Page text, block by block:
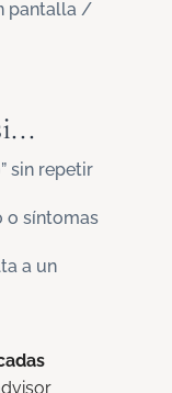
pantalla /
sin repetir
o síntomas
a un